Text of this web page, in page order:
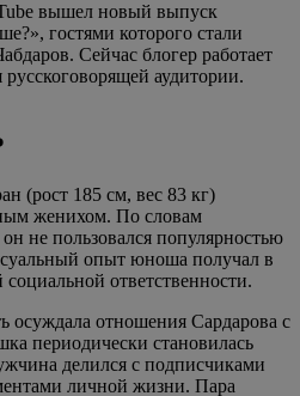
вышел новый выпуск
гостями которого стали
Сейчас блогер работает
аудитории.
(рост 185 см, вес 83 кг)
женихом. По словам
не пользовался популярностью
опыт юноша получал в
ответственности.
осуждала отношения Сардарова с
периодически становилась
делился с подписчиками
личной жизни. Пара